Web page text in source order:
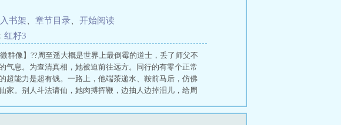
书架 章节目录
开始阅读
红籽3
群像】??周至遥大概是世界上最倒霉的道士，丢了师父不
气息。为查清真相，她被迫前往远方。同行的有零个正常
超能力是超有钱。一路上，他端茶递水、鞍前马后，仿佛
。别人斗法请仙，她肉搏挥鞭，边抽人边掉泪儿，给周
。长白山，雪连天，一把火燃出老把头祠中的旧骨，七道